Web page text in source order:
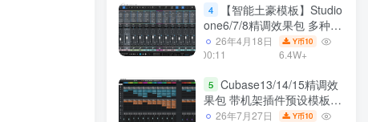
4
【智能土豪模板】Studio
one6/7/8精调效果包 多种效
果模式可选 声卡调试好预设
带插件全套文件
26年4月18日
00:11
Y币10
6.4W+
5 Cubase13/14/15精调效
果包 带机架插件预设模板
声卡调试好效果工程文件
26年7月27日
Y币10